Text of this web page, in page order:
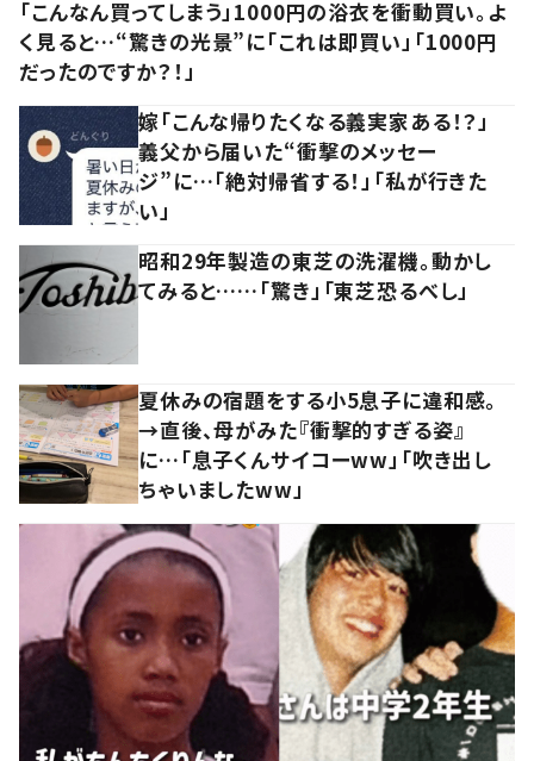
「こんなん買ってしまう」1000円の浴衣を衝動買い。よ
く見ると…“驚きの光景”に「これは即買い」「1000円
だったのですか？！」
嫁「こんな帰りたくなる義実家ある！？」
義父から届いた“衝撃のメッセー
ジ”に…「絶対帰省する！」「私が行きた
い」
昭和29年製造の東芝の洗濯機。動かし
てみると……「驚き」「東芝恐るべし」
夏休みの宿題をする小5息子に違和感。
→直後、母がみた『衝撃的すぎる姿』
に…「息子くんサイコーww」「吹き出し
ちゃいましたww」